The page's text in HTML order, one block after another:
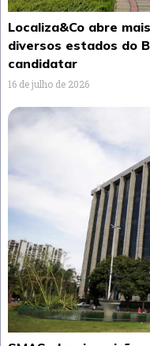
Localiza&Co abre
diversos estados do
candidatar
16 de julho de 2026